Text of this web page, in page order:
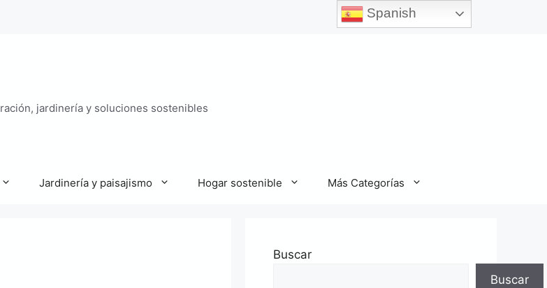
jardinería y soluciones sostenibles
Jardinería y paisajismo Hogar sostenible Más Categorías
Buscar
Buscar
Spanish